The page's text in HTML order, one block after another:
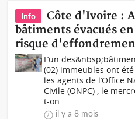
Info
Côte d'Ivoire :
bâtiments évacués
risque
L’un
(02) immeubles ont
les agents de l’Office
Civile (ONPC) , le
t-on...
il y a 8 mois